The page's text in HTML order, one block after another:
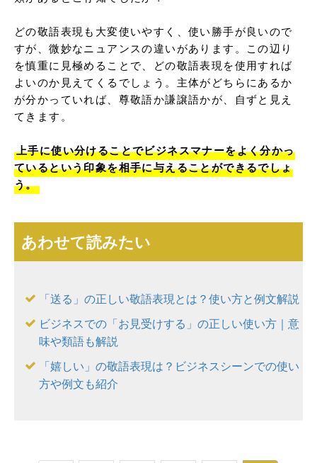
どの敬語表現も大変使いやすく、使い勝手が良いので
すが、微妙なニュアンスの違いがあります。この辺り
を慎重に見極めることで、どの敬語表現を使用すれば
よいのか見えてくるでしょう。主体がどちらにあるか
が分かっていれば、尊敬語か謙譲語かが、自ずと見え
てきます。
上手に使い分けることでビジネスマナーをよく分かっ
ているという印象を相手に与えることができるでしょ
う。
あわせて読みたい
「送る」の正しい敬語表現とは？使い方と例文解説
ビジネスでの「お見受けする」の正しい使い方｜意
味や類語も解説
「嬉しい」の敬語表現は？ビジネスシーンでの使い
方や例文も紹介